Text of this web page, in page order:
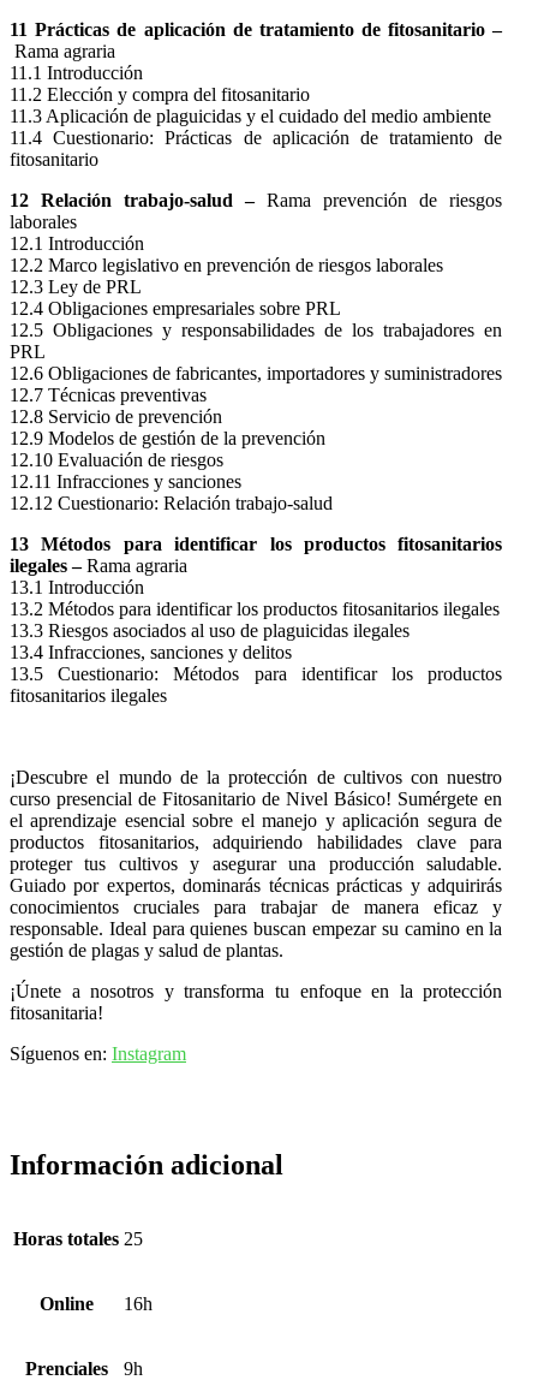
11 Prácticas de aplicación de tratamiento de fitosanitario –
Rama agraria
11.1 Introducción
11.2 Elección y compra del fitosanitario
11.3 Aplicación de plaguicidas y el cuidado del medio ambiente
11.4 Cuestionario: Prácticas de aplicación de tratamiento de
fitosanitario
12 Relación trabajo-salud –Rama prevención de riesgos
laborales
12.1 Introducción
12.2 Marco legislativo en prevención de riesgos laborales
12.3 Ley de PRL
12.4 Obligaciones empresariales sobre PRL
12.5 Obligaciones y responsabilidades de los trabajadores en
PRL
12.6 Obligaciones de fabricantes, importadores y suministradores
12.7 Técnicas preventivas
12.8 Servicio de prevención
12.9 Modelos de gestión de la prevención
12.10 Evaluación de riesgos
12.11 Infracciones y sanciones
12.12 Cuestionario: Relación trabajo-salud
13 Métodos para identificar los productos fitosanitarios
ilegales –Rama agraria
13.1 Introducción
13.2 Métodos para identificar los productos fitosanitarios ilegales
13.3 Riesgos asociados al uso de plaguicidas ilegales
13.4 Infracciones, sanciones y delitos
13.5 Cuestionario: Métodos para identificar los productos
fitosanitarios ilegales
¡Descubre el mundo de la protección de cultivos con nuestro
curso presencial de Fitosanitario de Nivel Básico! Sumérgete en
el aprendizaje esencial sobre el manejo y aplicación segura de
productos fitosanitarios, adquiriendo habilidades clave para
proteger tus cultivos y asegurar una producción saludable.
Guiado por expertos, dominarás técnicas prácticas y adquirirás
conocimientos cruciales para trabajar de manera eficaz y
responsable. Ideal para quienes buscan empezar su camino en la
gestión de plagas y salud de plantas.
¡Únete a nosotros y transforma tu enfoque en la protección
fitosanitaria!
Síguenos en: Instagram
Información adicional
Horas totales 25
Online 16h
Prenciales 9h